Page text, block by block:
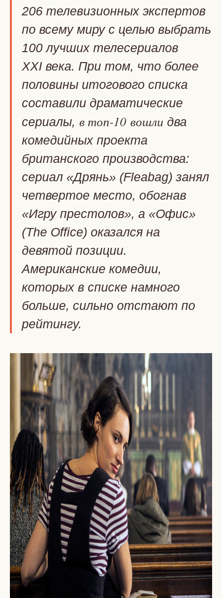
206 телевизионных экспертов
по всему миру с целью выбрать
100 лучших телесериалов
XXI века. При том, что более
половины итогового списка
составили драматические
сериалы, в топ-10 вошли два
комедийных проекта
британского производства:
сериал «Дрянь» (Fleabag) занял
четвертое место, обогнав
«Игру престолов», а «Офис»
(The Office) оказался на
девятой позиции.
Американские комедии,
которых в списке намного
больше, сильно отстают по
рейтингу.